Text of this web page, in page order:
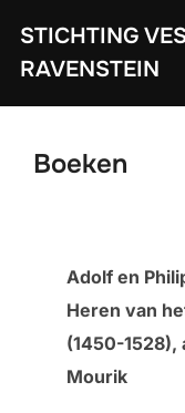
naar
inhoud
STICHTING
RAVENSTEIN
Boeken
Adolf en
Heren van
(1450-1528),
Mourik